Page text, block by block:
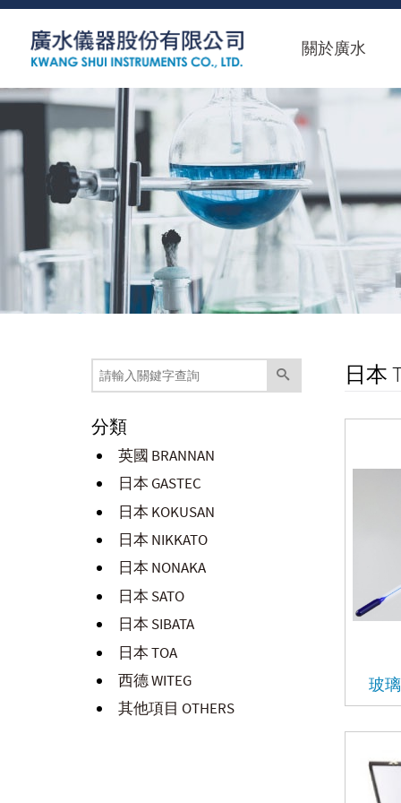
關於廣水
分類
英國 BRANNAN
日本 GASTEC
日本 KOKUSAN
日本 NIKKATO
日本 NONAKA
日本 SATO
日本 SIBATA
日本 TOA
西德 WITEG
其他項目 OTHERS
日本
玻